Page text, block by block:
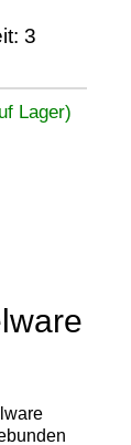
3
Lager)